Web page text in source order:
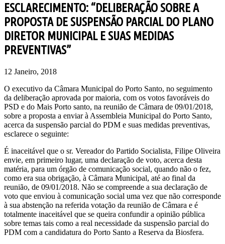
ESCLARECIMENTO: “DELIBERAÇÃO SOBRE A
PROPOSTA DE SUSPENSÃO PARCIAL DO PLANO
DIRETOR MUNICIPAL E SUAS MEDIDAS
PREVENTIVAS”
12 Janeiro, 2018
O executivo da Câmara Municipal do Porto Santo, no seguimento
da deliberação aprovada por maioria, com os votos favoráveis do
PSD e do Mais Porto santo, na reunião de Câmara de 09/01/2018,
sobre a proposta a enviar à Assembleia Municipal do Porto Santo,
acerca da suspensão parcial do PDM e suas medidas preventivas,
esclarece o seguinte:
É inaceitável que o sr. Vereador do Partido Socialista, Filipe Oliveira
envie, em primeiro lugar, uma declaração de voto, acerca desta
matéria, para um órgão de comunicação social, quando não o fez,
como era sua obrigação, à Câmara Municipal, até ao final da
reunião, de 09/01/2018. Não se compreende a sua declaração de
voto que enviou à comunicação social uma vez que não corresponde
à sua abstenção na referida votação da reunião de Câmara e é
totalmente inaceitável que se queira confundir a opinião pública
sobre temas tais como a real necessidade da suspensão parcial do
PDM com a candidatura do Porto Santo a Reserva da Biosfera.